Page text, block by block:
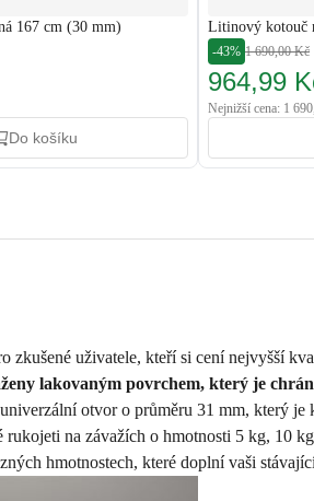
167 cm (30 mm)
Do košíku
Litinový kotouč
-43% 1 690,00 Kč
964,99
Nejnižší cena: 1
zkušené uživatele, kteří si cení nejvyšší
lakovaným povrchem, který je
otvor o průměru 31 mm, který
na závažích o hmotnosti 5 kg, 10
hmotnostech, které doplní vaši